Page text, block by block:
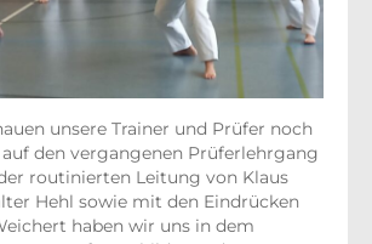
unsere Trainer und Prüfer noch
den vergangenen Prüferlehrgang
routinierten Leitung von Klaus
Hehl sowie mit den Eindrücken
haben wir uns in dem